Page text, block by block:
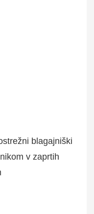
blagajniški
v zaprtih